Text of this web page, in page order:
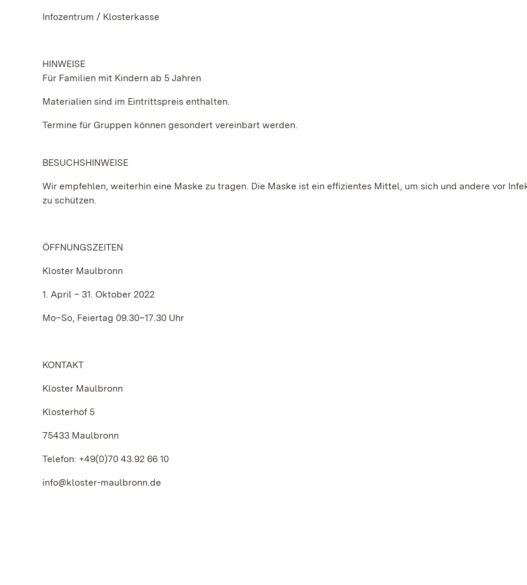
Infozentrum / Klosterkasse
HINWEISE
Für Familien mit Kindern ab 5 Jahren
Materialien sind im Eintrittspreis enthalten.
Termine für Gruppen können gesondert vereinbart werden.
BESUCHSHINWEISE
Wir empfehlen, weiterhin eine Maske zu tragen. Die Maske ist ein effizientes Mittel, um sich und andere vor
zu schützen.
ÖFFNUNGSZEITEN
Kloster Maulbronn
1. April – 31. Oktober 2022
Mo–So, Feiertag 09.30–17.30 Uhr
KONTAKT
Kloster Maulbronn
Klosterhof 5
75433 Maulbronn
Telefon: +49(0)70 43.92 66 10
info@kloster-maulbronn.de